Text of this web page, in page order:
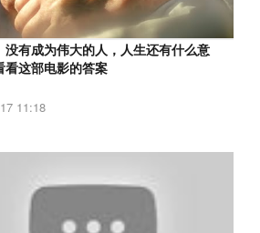
没有成为伟大的人，人生还有什么意
看这部电影的答案
11:18